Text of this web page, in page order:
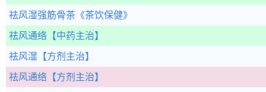
祛风湿强筋骨茶 《茶饮保健》
祛风通络 【中药主治】
祛风湿 【方剂主治】
祛风通络 【方剂主治】